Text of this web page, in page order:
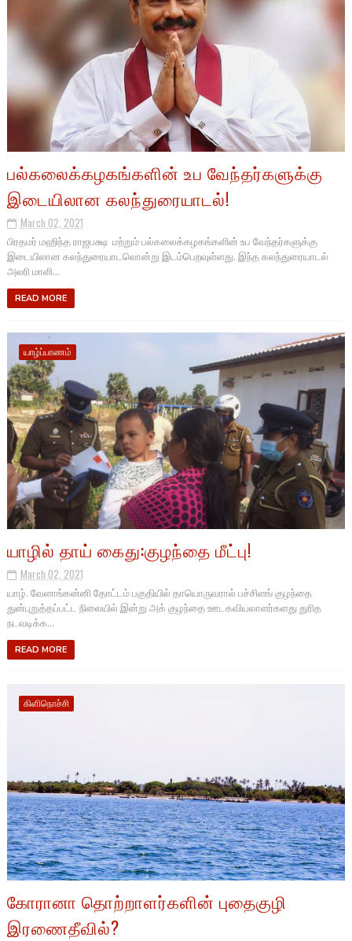
பல்கலைக்கழகங்களின் உப வேந்தர்களுக்கு
இடையிலான கலந்துரையாடல்!
March 02, 2021
பிரதமர் மஹிந்த ராஜபக்ஷ மற்றும் பல்கலைக்கழகங்களின் உப வேந்தர்களுக்கு
இடையிலான கலந்துரையாடலொன்று இடம்பெறவுள்ளது. இந்த கலந்துரையாடல்
அலரி மாளி...
READ MORE
யாழ்ப்பாணம்
யாழில் தாய் கைது:குழந்தை மீட்பு!
March 02, 2021
யாழ். வேளாங்கன்னி தோட்டம் பகுதியில் தாயொருவரால் பச்சிளங் குழந்தை
துன்புறுத்தப்பட்ட நிலையில் இன்று அக் குழந்தை ஊடகவியலாளர்களது துரித
நடவடிக்க...
READ MORE
கிளிநொச்சி
கோரானா தொற்றாளர்களின் புதைகுழி
இரணைதீவில்?